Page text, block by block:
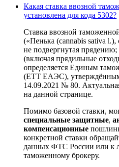
Какая ставка ввозной
установлена для кода 5302?
Ставка ввозной
(«Пенька (cannabis sativa
не подвергнутая
(включая прядильные
определяется Единым
(ЕТТ ЕАЭС),
14.09.2021 № 80.
на данной странице.
Помимо базовой ставки,
специальные защитные,
компенсационные
конкретной ставки
данных ФТС России или к
таможенному брокеру.